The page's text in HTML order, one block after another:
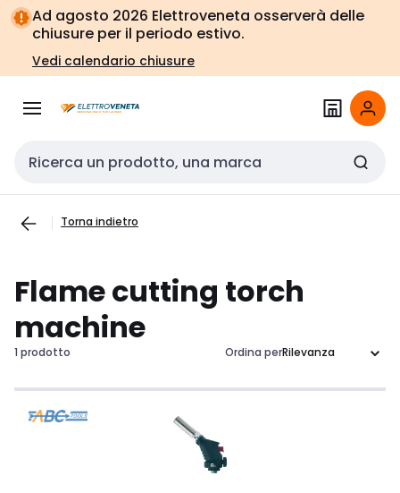
Vai alla
navigazione
Vai
alla
pagina
Ad agosto 2026 Elettroveneta osserverà delle
chiusure per il periodo estivo.
Vedi calendario chiusure
Cerca input
Torna indietro
Flame cutting torch
machine
1 prodotto Ordina per